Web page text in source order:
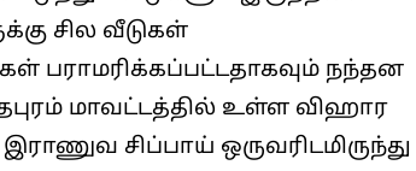
சில வீடுகள்
பராமரிக்கப்பட்டதாகவும் நந்தன
மாவட்டத்தில் உள்ள விஹார
சிப்பாய் ஒருவரிடமிருந்து